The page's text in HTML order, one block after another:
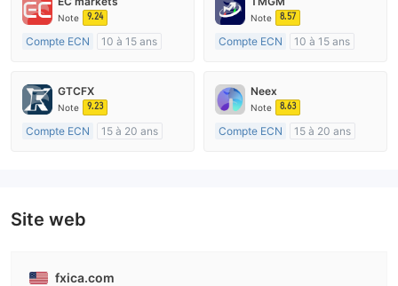
Note 9.24
Compte ECN
10 à 15 ans
Market Making (MM)
Etiquette principale MT4
Note 8.57
Compte ECN
10 à 15 ans
Market Making (MM)
Etiquette principale MT4
GTCFX
Note 9.23
Compte ECN
15 à 20 ans
Neex
Note 8.63
Compte ECN
15 à 20 ans
Site web
fxica.com